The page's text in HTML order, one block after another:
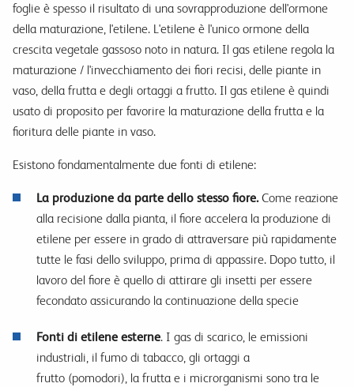
foglie è spesso il risultato di una sovrapproduzione dell'ormone
della maturazione, l'etilene. L'etilene è l'unico ormone della
crescita vegetale gassoso noto in natura. Il gas etilene regola la
maturazione / l'invecchiamento dei fiori recisi, delle piante in
vaso, della frutta e degli ortaggi a frutto. Il gas etilene è quindi
usato di proposito per favorire la maturazione della frutta e la
fioritura delle piante in vaso.
Esistono fondamentalmente due fonti di etilene:
La produzione da parte dello stesso fiore.Come reazione
alla recisione dalla pianta, il fiore accelera la produzione di
etilene per essere in grado di attraversare più rapidamente
tutte le fasi dello sviluppo, prima di appassire. Dopo tutto, il
lavoro del fiore è quello di attirare gli insetti per essere
fecondato assicurando la continuazione della specie
Fonti di etilene esterne. I gas di scarico, le emissioni
industriali, il fumo di tabacco, gli ortaggi a
frutto (pomodori), la frutta e i microrganismi sono tra le